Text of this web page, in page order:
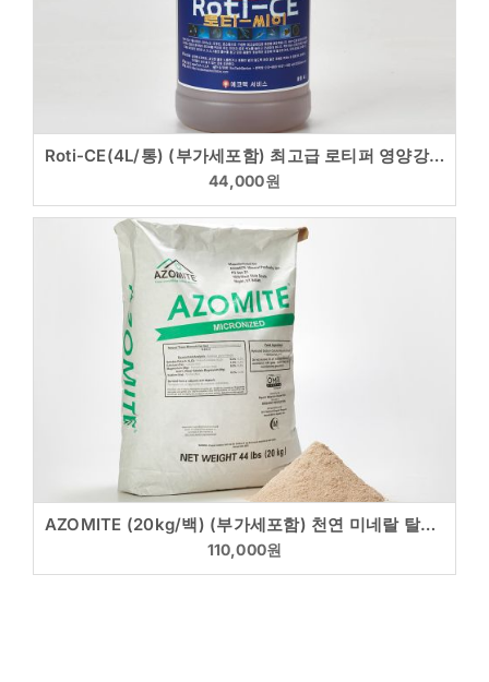
Roti-CE(4L/통) (부가세포함) 최고급 로티퍼 영양강화
44,000원
AZOMITE (20kg/백) (부가세포함) 천연 미네랄 탈피도움 증체율 향상 맛 향상
110,000원